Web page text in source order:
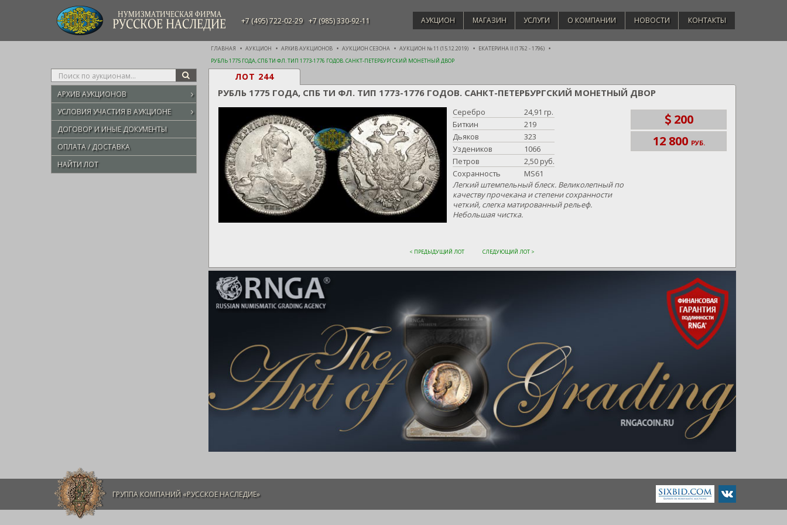
НУМИЗМАТИЧЕСКАЯ ФИРМА
РУССКОЕ НАСЛЕДИЕ +7 (495) 722-02-29 +7 (985) 330-92-11 АУКЦИОН МАГАЗИН УСЛУГИ О КОМПАНИИ НОВОСТИ КОНТАКТЫ
ГЛАВНАЯ АУКЦИОН АРХИВ АУКЦИОНОВ АУКЦИОН СЕЗОНА АУКЦИОН № 11 (15.12.2019)
ЕКАТЕРИНА II (1762 - 1796)
РУБЛЬ 1775 ГОДА, СПБ ТИ ФЛ. ТИП 1773-1776 ГОДОВ. САНКТ-ПЕТЕРБУРГСКИЙ МОНЕТНЫЙ ДВОР
Type
your
search
here
SEARCH
АРХИВ АУКЦИОНОВ
УСЛОВИЯ УЧАСТИЯ В АУКЦИОНЕ
ДОГОВОР И ИНЫЕ ДОКУМЕНТЫ
ОПЛАТА / ДОСТАВКА
НАЙТИ ЛОТ
ЛОТ 244
РУБЛЬ 1775 ГОДА, СПБ ТИ ФЛ. ТИП 1773-1776 ГОДОВ. САНКТ-ПЕТЕРБУРГСКИЙ МОНЕТНЫЙ ДВОР
Серебро
24,91 гр.
Биткин
219
Дьяков
323
Уздеников
1066
Петров
2,50 руб.
Сохранность
MS61
Легкий штемпельный блеск. Великолепный по
качеству прочекана и степени сохранности
четкий, слегка матированный рельеф.
Небольшая чистка.
200
12 800 РУБ.
< ПРЕДЫДУЩИЙ ЛОТ СЛЕДУЮЩИЙ ЛОТ >
ГРУППА КОМПАНИЙ «РУССКОЕ НАСЛЕДИЕ»